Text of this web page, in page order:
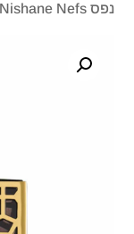
נפס Nishane Nefs